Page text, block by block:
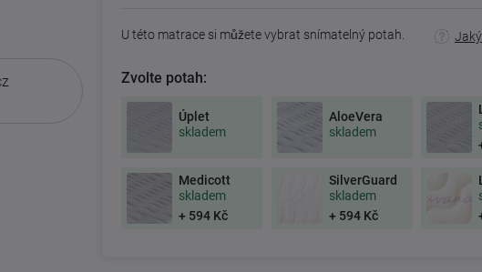
U této matrace si můžete vybrat snímatelný potah.
Zvolte potah:
Úplet
skladem
AloeVera
skladem
Medicott
skladem
+ 594 Kč
SilverGuard
skladem
+ 594 Kč